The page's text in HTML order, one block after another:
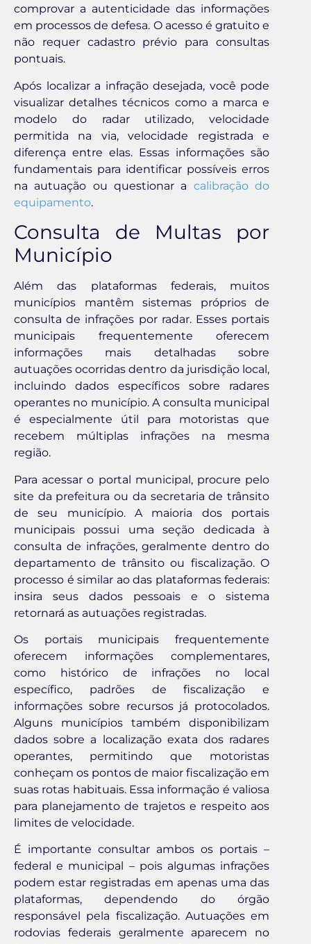
comprovar a autenticidade das informações
em processos de defesa. O acesso é gratuito e
não requer cadastro prévio para consultas
pontuais.
Após localizar a infração desejada, você pode
visualizar detalhes técnicos como a marca e
modelo do radar utilizado, velocidade
permitida na via, velocidade registrada e
diferença entre elas. Essas informações são
fundamentais para identificar possíveis erros
na autuação ou questionar a calibração do
equipamento.
Consulta de Multas por
Município
Além das plataformas federais, muitos
municípios mantêm sistemas próprios de
consulta de infrações por radar. Esses portais
municipais frequentemente oferecem
informações mais detalhadas sobre
autuações ocorridas dentro da jurisdição local,
incluindo dados específicos sobre radares
operantes no município. A consulta municipal
é especialmente útil para motoristas que
recebem múltiplas infrações na mesma
região.
Para acessar o portal municipal, procure pelo
site da prefeitura ou da secretaria de trânsito
de seu município. A maioria dos portais
municipais possui uma seção dedicada à
consulta de infrações, geralmente dentro do
departamento de trânsito ou fiscalização. O
processo é similar ao das plataformas federais:
insira seus dados pessoais e o sistema
retornará as autuações registradas.
Os portais municipais frequentemente
oferecem informações complementares,
como histórico de infrações no local
específico, padrões de fiscalização e
informações sobre recursos já protocolados.
Alguns municípios também disponibilizam
dados sobre a localização exata dos radares
operantes, permitindo que motoristas
conheçam os pontos de maior fiscalização em
suas rotas habituais. Essa informação é valiosa
para planejamento de trajetos e respeito aos
limites de velocidade.
É importante consultar ambos os portais –
federal e municipal – pois algumas infrações
podem estar registradas em apenas uma das
plataformas, dependendo do órgão
responsável pela fiscalização. Autuações em
rodovias federais geralmente aparecem no